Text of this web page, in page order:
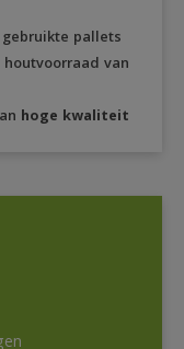
pallets
houtvoorraad van
hoge kwaliteit